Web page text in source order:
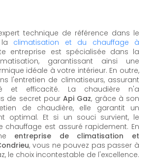
technique de référence dans le
climatisation et du chauffage à
entreprise est spécialisée dans la
garantissant ainsi une
idéale à votre intérieur. En outre,
l'entretien de climatiseurs, assurant
et efficacité. La chaudière n'a
de secret pourApi Gaz, grâce à son
de chaudière, elle garantit un
optimal. Et si un souci survient, le
chauffage est assuré rapidement. En
entreprise de climatisation et
, vous ne pouvez pas passer à
le choix incontestable de l'excellence.